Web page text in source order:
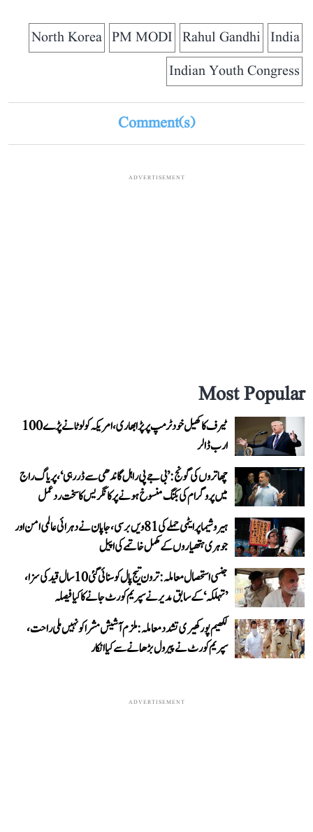
India
Rahul Gandhi
PM MODI
North Korea
Indian Youth Congress
Comment(s)
ADVERTISEMENT
Most Popular
ٹیرف کا کھیل خود ٹرمپ پر پڑا بھاری، امریکہ کو لوٹانے پڑے 100
ارب ڈالر
چھاتروں کی گونج: ’بی جے پی راہل گاندھی سے ڈر رہی‘، پریاگ راج
میں پروگرام کی بکنگ منسوخ ہونے پر کانگریس کا سخت ردعمل
ہیروشیما پر ایٹمی حملے کی 81ویں برسی، جاپان نے دہرائی عالمی امن اور
جوہری ہتھیاروں کے مکمل خاتمے کی اپیل
جنسی استحصال معاملہ: ترون تیج پال کو سنائی گئی 10 سال قید کی سزا،
’تہلکہ‘ کے سابق مدیر نے سپریم کورٹ جانے کا کیا فیصلہ
لکھیم پور کھیری تشدد معاملہ: ملزم آشیش مشرا کو نہیں ملی راحت،
سپریم کورٹ نے پیرول بڑھانے سے کیا انکار
ADVERTISEMENT